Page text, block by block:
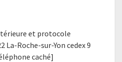
et protocole
La-Roche-sur-Yon cedex 9
caché]